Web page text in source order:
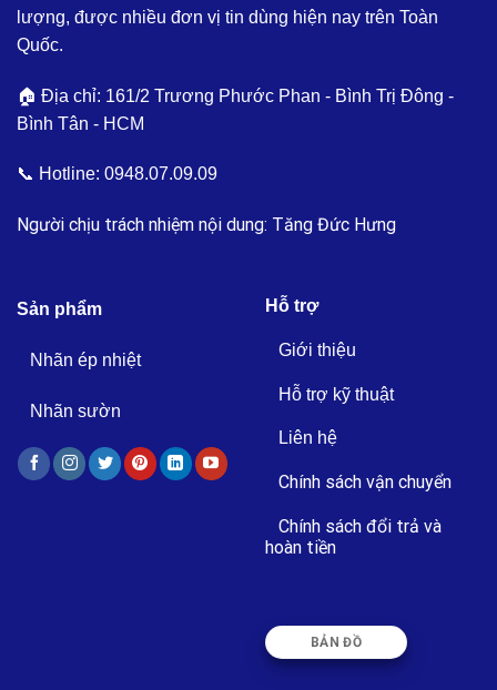
lượng, được nhiều đơn vị tin dùng hiện nay trên Toàn
Quốc.
🏠 Địa chỉ: 161/2 Trương Phước Phan - Bình Trị Đông -
Bình Tân - HCM
📞 Hotline: 0948.07.09.09
Người chịu trách nhiệm nội dung: Tăng Đức Hưng
Sản phẩm
Nhãn ép nhiệt
Nhãn sườn
Hỗ trợ
Giới thiệu
Hỗ trợ kỹ thuật
Liên hệ
Chính sách vận chuyển
Chính sách đổi trả và
hoàn tiền
BẢN ĐỒ